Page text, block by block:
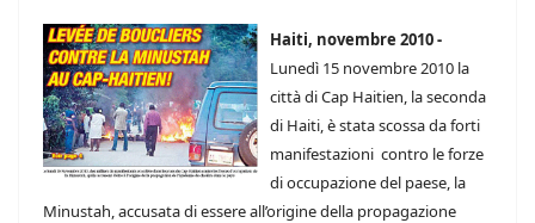
Haiti, novembre 2010 -
Lunedì 15 novembre 2010 la
città di Cap Haitien, la seconda
di Haiti, è stata scossa da forti
manifestazioni contro le forze
di occupazione del paese, la
Minustah, accusata di essere all’origine della propagazione